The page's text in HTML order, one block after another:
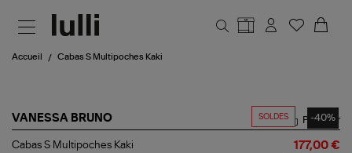
Accueil Cabas S Multipoches Kaki
SOLDES -40%
VANESSA BRUNO
Cabas
Partager
Cabas S Multipoches Kaki 177,00 €